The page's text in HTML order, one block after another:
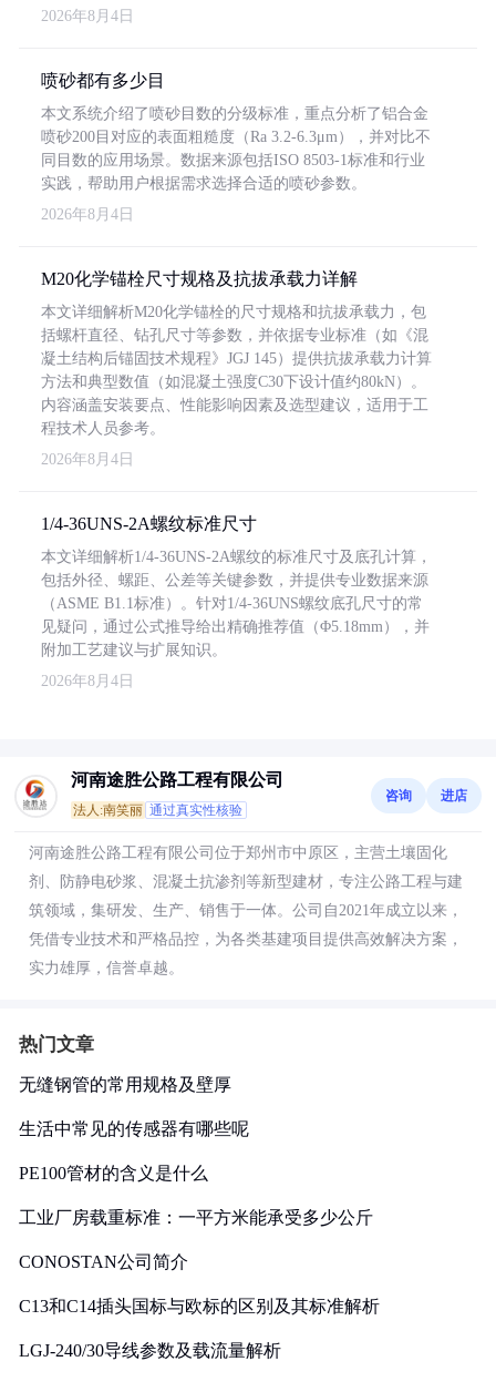
2026年8月4日
喷砂都有多少目
本文系统介绍了喷砂目数的分级标准，重点分析了铝合金
喷砂200目对应的表面粗糙度（Ra 3.2-6.3μm），并对比不
同目数的应用场景。数据来源包括ISO 8503-1标准和行业
实践，帮助用户根据需求选择合适的喷砂参数。
2026年8月4日
M20化学锚栓尺寸规格及抗拔承载力详解
本文详细解析M20化学锚栓的尺寸规格和抗拔承载力，包
括螺杆直径、钻孔尺寸等参数，并依据专业标准（如《混
凝土结构后锚固技术规程》JGJ 145）提供抗拔承载力计算
方法和典型数值（如混凝土强度C30下设计值约80kN）。
内容涵盖安装要点、性能影响因素及选型建议，适用于工
程技术人员参考。
2026年8月4日
1/4-36UNS-2A螺纹标准尺寸
本文详细解析1/4-36UNS-2A螺纹的标准尺寸及底孔计算，
包括外径、螺距、公差等关键参数，并提供专业数据来源
（ASME B1.1标准）。针对1/4-36UNS螺纹底孔尺寸的常
见疑问，通过公式推导给出精确推荐值（Φ5.18mm），并
附加工艺建议与扩展知识。
2026年8月4日
河南途胜公路工程有限公司
法人:南笑丽 通过真实性核验
咨询 进店
河南途胜公路工程有限公司位于郑州市中原区，主营土壤固化
剂、防静电砂浆、混凝土抗渗剂等新型建材，专注公路工程与建
筑领域，集研发、生产、销售于一体。公司自2021年成立以来，
凭借专业技术和严格品控，为各类基建项目提供高效解决方案，
实力雄厚，信誉卓越。
热门文章
无缝钢管的常用规格及壁厚
生活中常见的传感器有哪些呢
PE100管材的含义是什么
工业厂房载重标准：一平方米能承受多少公斤
CONOSTAN公司简介
C13和C14插头国标与欧标的区别及其标准解析
LGJ-240/30导线参数及载流量解析